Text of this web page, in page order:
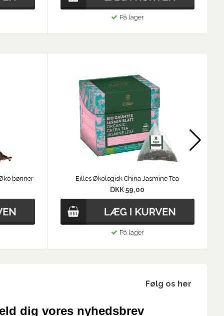
På lager
bønner Eilles Økologisk China Jasmine Tea
DKK 59,00
På lager
Følg os her
dig vores nyhedsbrev